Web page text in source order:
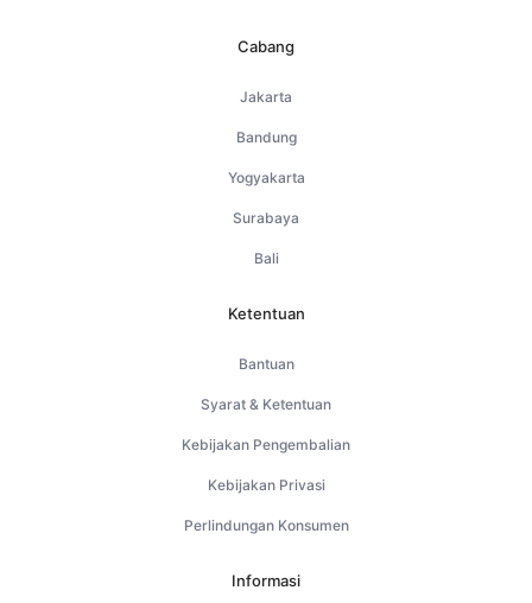
Cabang
Jakarta
Bandung
Yogyakarta
Surabaya
Bali
Ketentuan
Bantuan
Syarat & Ketentuan
Kebijakan Pengembalian
Kebijakan Privasi
Perlindungan Konsumen
Informasi